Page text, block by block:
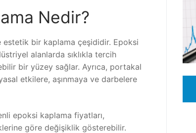
Nedir?
estetik bir kaplama çeşididir. Epoksi
alanlarda sıklıkla tercih
bir yüzey sağlar. Ayrıca, portakal
etkilere, aşınmaya ve darbelere
epoksi kaplama fiyatları,
göre değişiklik gösterebilir.